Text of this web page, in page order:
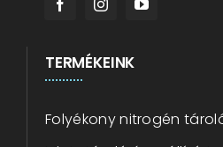
TERMÉKEINK
Folyékony nitrogén